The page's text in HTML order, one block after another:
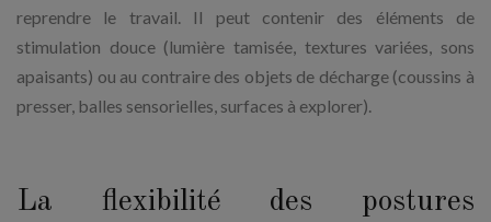
reprendre le travail. Il peut contenir des éléments de
stimulation douce (lumière tamisée, textures variées, sons
apaisants) ou au contraire des objets de décharge (coussins à
presser, balles sensorielles, surfaces à explorer).
La flexibilité des postures